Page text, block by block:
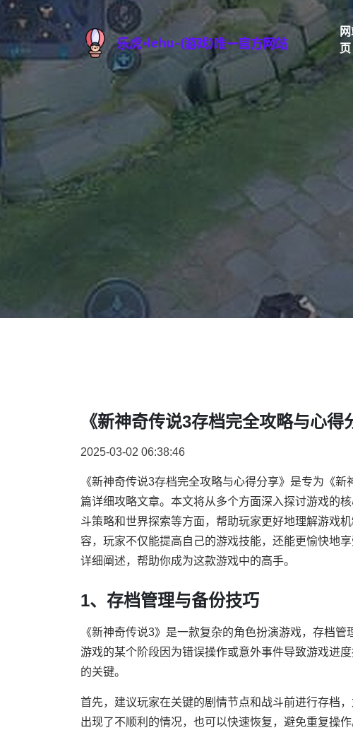
页
《新神奇传说3存档完全攻略与心得
2025-03-02 06:38:46
《新神奇传说3存档完全攻略与心得分享》是专为《
篇详细攻略文章。本文将从多个方面深入探讨游戏的
斗策略和世界探索等方面，帮助玩家更好地理解游戏
容，玩家不仅能提高自己的游戏技能，还能更愉快地
详细阐述，帮助你成为这款游戏中的高手。
1、存档管理与备份技巧
《新神奇传说3》是一款复杂的角色扮演游戏，存档
游戏的某个阶段因为错误操作或意外事件导致游戏进
的关键。
首先，建议玩家在关键的剧情节点和战斗前进行存档
出现了不顺利的情况，也可以快速恢复，避免重复操